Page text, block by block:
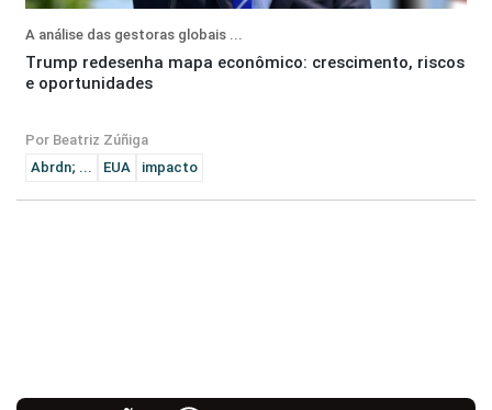
A análise das gestoras globais ...
Trump redesenha mapa econômico: crescimento, riscos
e oportunidades
Por Beatriz Zúñiga
Abrdn; ...
EUA impacto